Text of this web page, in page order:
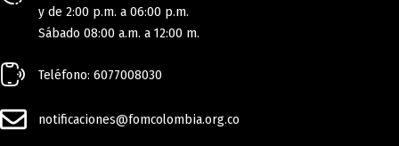
y de 2:00 p.m. a 06:00 p.m.
Sábado 08:00 a.m. a 12:00 m.
Teléfono: 6077008030
notificaciones@fomcolombia.org.co